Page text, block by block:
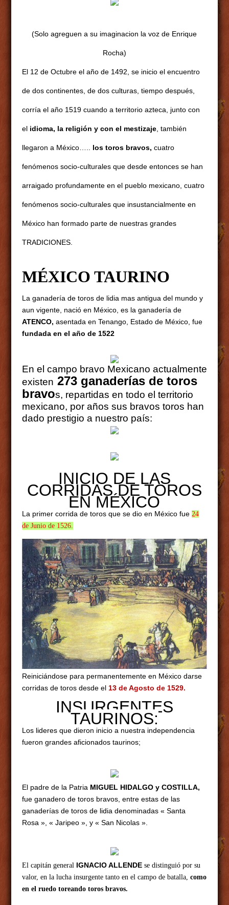
(Solo agreguen a su imaginacion la voz de Enrique
Rocha)
El 12 de Octubre el año de 1492, se inicio el encuentro
de dos continentes, de dos culturas, tiempo después,
corría el año 1519 cuando a territorio azteca, junto con
el idioma, la religión y con el mestizaje, también
llegaron a México….. los toros bravos, cuatro
fenómenos socio-culturales que desde entonces se han
arraigado profundamente en el pueblo mexicano, cuatro
fenómenos socio-culturales que insustancialmente en
México han formado parte de nuestras grandes
TRADICIONES.
MÉXICO TAURINO
La ganadería de toros de lidia mas antigua del mundo y
aun vigente, nació en México, es la ganadería de
ATENCO, asentada en Tenango, Estado de México, fue
fundada en el año de 1522
En el campo bravo Mexicano actualmente
existen 273 ganaderías de toros
bravos, repartidas en todo el territorio
mexicano, por años sus bravos toros han
dado prestigio a nuestro país:
INICIO DE LAS
CORRIDAS DE TOROS
EN MÉXICO
La primer corrida de toros que se dio en México fue 24
de Junio de 1526.
Reiniciándose para permanentemente en México darse
corridas de toros desde el 13 de Agosto de 1529.
INSURGENTES
TAURINOS:
Los lideres que dieron inicio a nuestra independencia
fueron grandes aficionados taurinos;
El padre de la Patria MIGUEL HIDALGO y COSTILLA,
fue ganadero de toros bravos, entre estas de las
ganaderías de toros de lidia denominadas « Santa
Rosa », « Jaripeo », y « San Nicolas ».
El capitán general IGNACIO ALLENDEse distinguió por su
valor, en la lucha insurgente tanto en el campo de batalla, como
en el ruedo toreando toros bravos.